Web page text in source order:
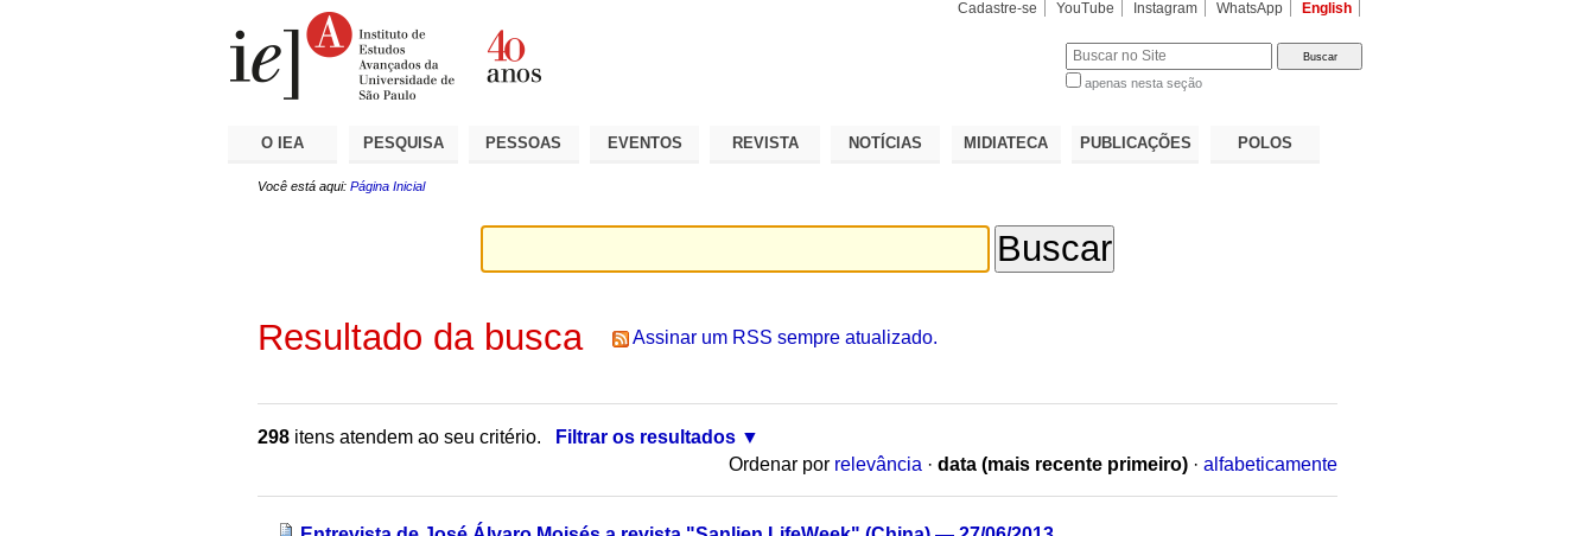
Cadastre-se YouTube Instagram WhatsApp English
apenas nesta seção
O IEA PESQUISA PESSOAS EVENTOS REVISTA NOTÍCIAS MIDIATECA PUBLICAÇÕES POLOS
Você está aqui: Página Inicial
Resultado da busca Assinar um RSS sempre atualizado.
298 itens atendem ao seu critério.
Filtrar os resultados
Ordenar por relevância · data (mais recente primeiro) · alfabeticamente